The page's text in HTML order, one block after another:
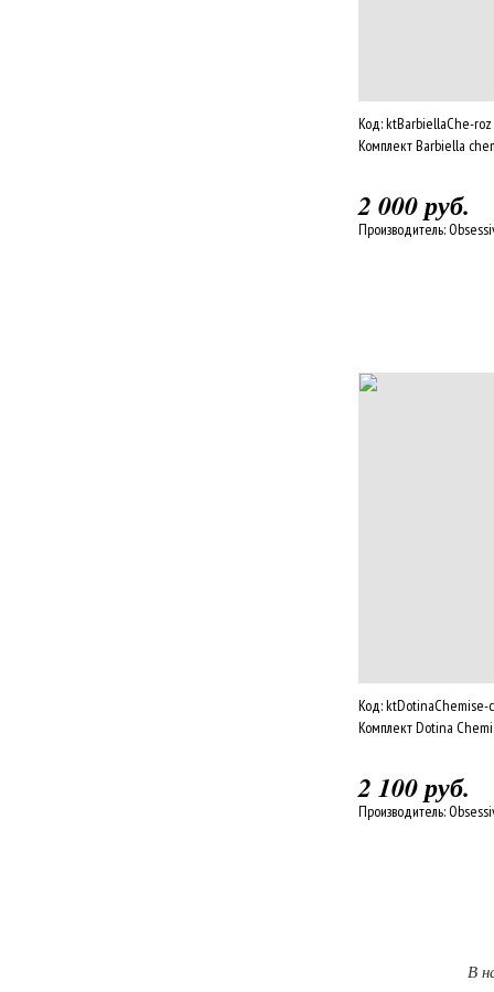
Код:ktBarbiellaChe-roz
Комплект Barbiella
2 000 руб.
Производитель:
Код:ktDotinaChemise-
Комплект Dotina
2 100 руб.
Производитель:
В